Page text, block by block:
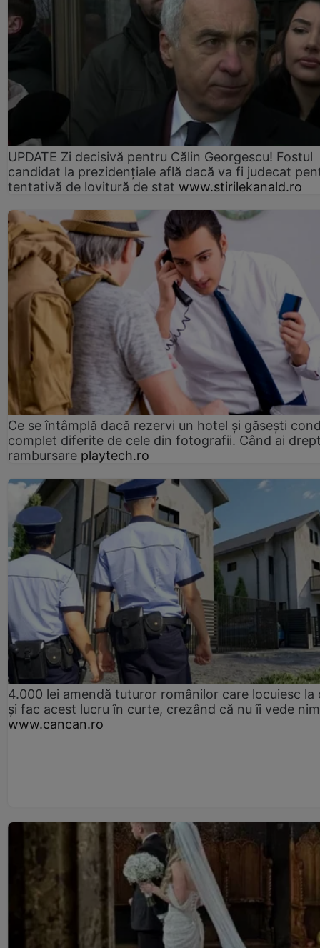
UPDATE Zi decisivă pentru Călin Georgescu! Fostul
candidat la prezidențiale află dacă va fi judecat
tentativă de lovitură de stat www.stirilekanald.ro
Ce se întâmplă dacă rezervi un hotel și găsești
complet diferite de cele din fotografii. Când ai
rambursare playtech.ro
4.000 lei amendă tuturor românilor care locuiesc la
și fac acest lucru în curte, crezând că nu îi vede
www.cancan.ro